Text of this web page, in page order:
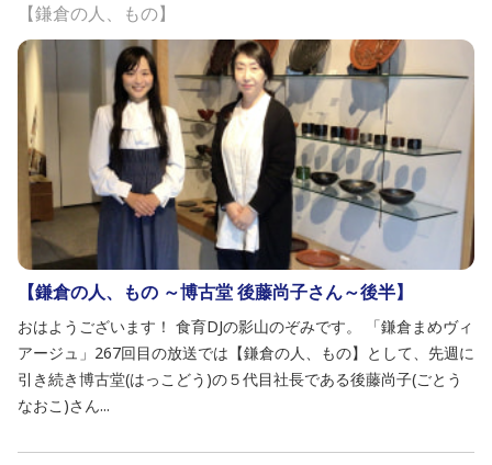
【鎌倉の人、もの】
【鎌倉の人、もの ～博古堂 後藤尚子さん～後半】
おはようございます！ 食育DJの影山のぞみです。 「鎌倉まめヴィ
アージュ」267回目の放送では【鎌倉の人、もの】として、先週に
引き続き博古堂(はっこどう)の５代目社長である後藤尚子(ごとう
なおこ)さん...